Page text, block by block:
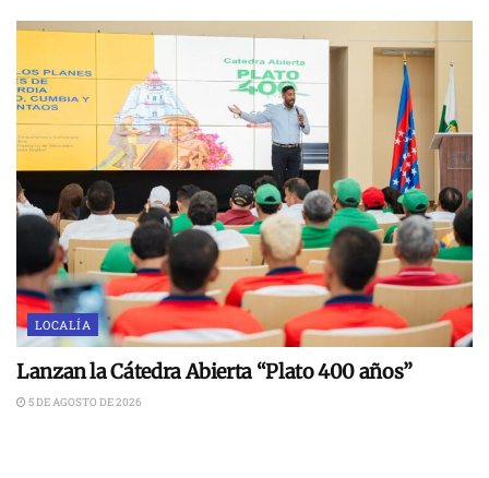
LOCALÍA
Lanzan la Cátedra Abierta “Plato 400 años”
5 DE AGOSTO DE 2026